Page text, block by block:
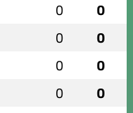
0 0
0 0
0 0
0 0